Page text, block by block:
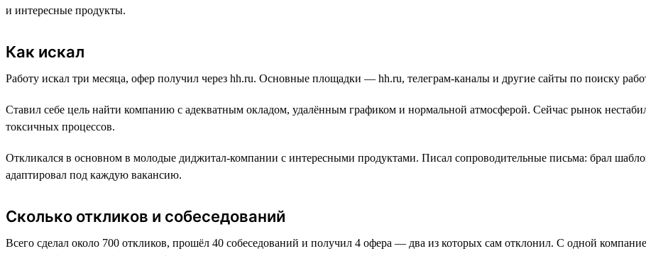
и интересные продукты.
Как искал
Работу искал три месяца, офер получил через hh.ru. Основные площадки — hh.ru, телеграм-каналы и другие сайты по поиску
Ставил себе цель найти компанию с адекватным окладом, удалённым графиком и нормальной атмосферой. Сейчас рынок
токсичных процессов.
Откликался в основном в молодые диджитал-компании с интересными продуктами. Писал сопроводительные письма: брал
адаптировал под каждую вакансию.
Сколько откликов и собеседований
Всего сделал около 700 откликов, прошёл 40 собеседований и получил 4 офера — два из которых сам отклонил. С одной